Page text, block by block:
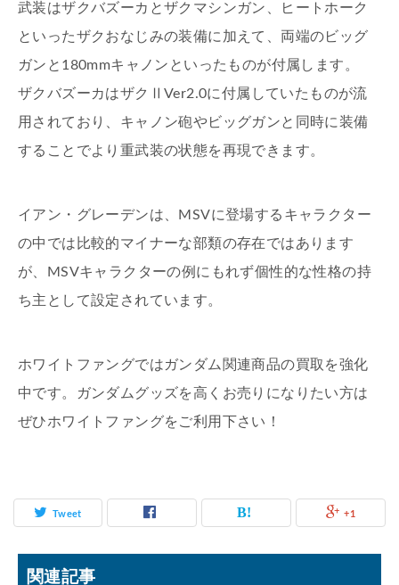
武装はザクバズーカとザクマシンガン、ヒートホーク
といったザクおなじみの装備に加えて、両端のビッグ
ガンと180mmキャノンといったものが付属します。
ザクバズーカはザクⅡVer2.0に付属していたものが流
用されており、キャノン砲やビッグガンと同時に装備
することでより重武装の状態を再現できます。
イアン・グレーデンは、MSVに登場するキャラクター
の中では比較的マイナーな部類の存在ではあります
が、MSVキャラクターの例にもれず個性的な性格の持
ち主として設定されています。
ホワイトファングではガンダム関連商品の買取を強化
中です。ガンダムグッズを高くお売りになりたい方は
ぜひホワイトファングをご利用下さい！
Tweet +1
関連記事